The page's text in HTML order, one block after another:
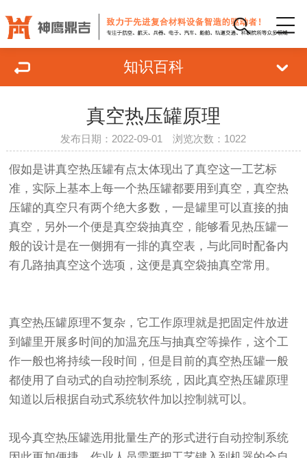
知识百科
真空热压罐原理
发布日期：2022-09-01 浏览次数：1022
假如是讲真空热压罐有点太体现出了真空这一工艺标
准，实际上基本上每一个热压罐都要用到真空，真空热
压罐的真空只有两个绝大多数，一是罐里可以直接的抽
真空，另外一个便是真空袋抽真空，能够看见热压罐一
般的设计是在一侧拥有一排的真空表，与此同时配备内
有几路抽真空这个选项，这便是真空袋抽真空常用。
真空热压罐原理不复杂，它工作原理就是把固定件放进
到罐里开展多时间的加温充压与抽真空等操作，这个工
作一般也将持续一段时间，但是目前的真空热压罐一般
都使用了自动式的自动控制系统，因此真空热压罐原理
知道以后根据自动式系统软件加以控制就可以。
现今真空热压罐选用批量生产的形式进行自动控制系统